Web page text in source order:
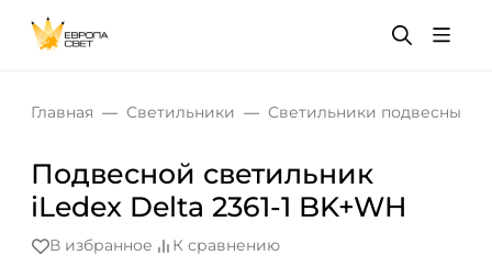
Главная Светильники Светильники подвесные
Подвесной светильник
iLedex Delta 2361-1 BK+WH
В избранное К сравнению